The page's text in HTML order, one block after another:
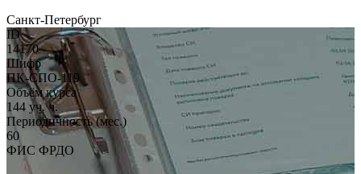
Санкт-Петербург
ID
14170
Шифр
ПК-СПО-119
Объём курса
144 уч. ч.
Периодичность (мес.)
60
ФИС ФРДО